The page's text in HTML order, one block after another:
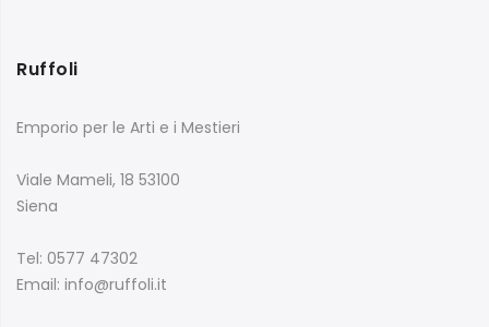
Ruffoli
Emporio per le Arti e i Mestieri
Viale Mameli, 18 53100
Siena
Tel: 0577 47302
Email: info@ruffoli.it